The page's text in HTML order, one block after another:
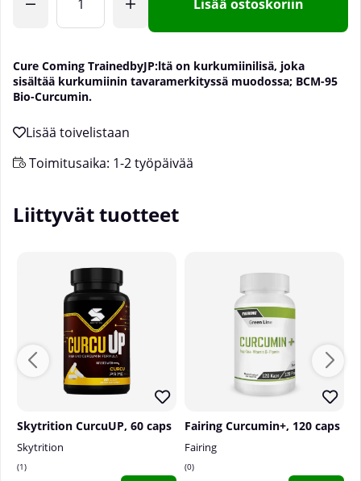
Lisää ostoskoriin
Cure Coming TrainedbyJP:ltä on kurkumiinilisä, joka
sisältää kurkumiinin tavaramerkityssä muodossa; BCM-95
Bio-Curcumin.
Toimitusaika: 1-2 työpäivää
Liittyvät tuotteet
Skytrition CurcuUP, 60 caps
Skytrition
1
Fairing Curcumin+, 120 caps
Fairing
0